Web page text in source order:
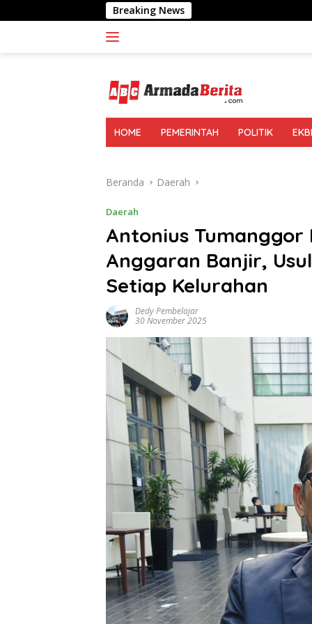
ke
Breaking News Sofyan Tan:
HOME PEMERINTAH POLITIK
Beranda Daerah
Daerah
Antonius Tumanggor
Anggaran Banjir,
Setiap Kelurahan
Dedy Pembelajar
30 November 2025